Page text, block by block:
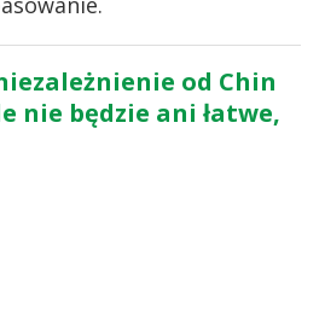
od Chin
nie będzie ani łatwe,